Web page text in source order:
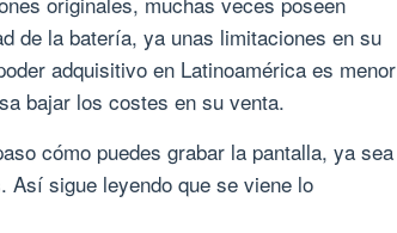
de la batería, ya unas limitaciones en su
adquisitivo en Latinoamérica es menor
bajar los costes en su venta.
cómo puedes grabar la pantalla, ya sea
Así sigue leyendo que se viene lo